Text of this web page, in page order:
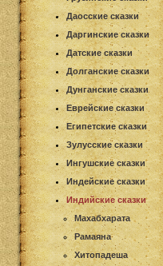
Даосские сказки
Даргинские сказки
Датские сказки
Долганские сказки
Дунганские сказки
Еврейские сказки
Египетские сказки
Зулусские сказки
Ингушские сказки
Индейские сказки
Индийские сказки
Махабхарата
Рамаяна
Хитопадеша